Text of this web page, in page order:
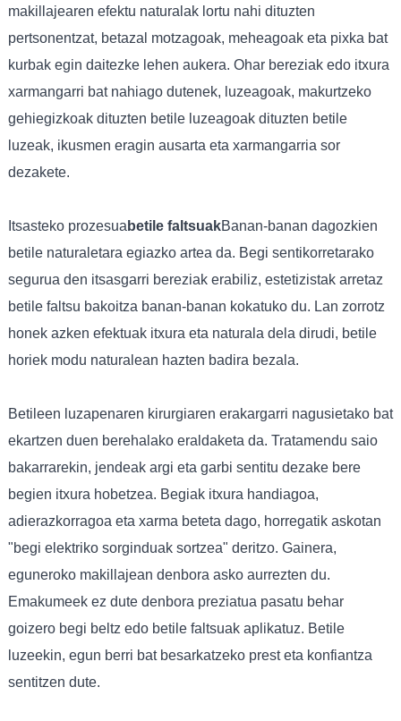
makillajearen efektu naturalak lortu nahi dituzten
pertsonentzat, betazal motzagoak, meheagoak eta pixka bat
kurbak egin daitezke lehen aukera. Ohar bereziak edo itxura
xarmangarri bat nahiago dutenek, luzeagoak, makurtzeko
gehiegizkoak dituzten betile luzeagoak dituzten betile
luzeak, ikusmen eragin ausarta eta xarmangarria sor
dezakete.
Itsasteko prozesua betile faltsuakBanan-banan dagozkien
betile naturaletara egiazko artea da. Begi sentikorretarako
segurua den itsasgarri bereziak erabiliz, estetizistak arretaz
betile faltsu bakoitza banan-banan kokatuko du. Lan zorrotz
honek azken efektuak itxura eta naturala dela dirudi, betile
horiek modu naturalean hazten badira bezala.
Betileen luzapenaren kirurgiaren erakargarri nagusietako bat
ekartzen duen berehalako eraldaketa da. Tratamendu saio
bakarrarekin, jendeak argi eta garbi sentitu dezake bere
begien itxura hobetzea. Begiak itxura handiagoa,
adierazkorragoa eta xarma beteta dago, horregatik askotan
"begi elektriko sorginduak sortzea" deritzo. Gainera,
eguneroko makillajean denbora asko aurrezten du.
Emakumeek ez dute denbora preziatua pasatu behar
goizero begi beltz edo betile faltsuak aplikatuz. Betile
luzeekin, egun berri bat besarkatzeko prest eta konfiantza
sentitzen dute.